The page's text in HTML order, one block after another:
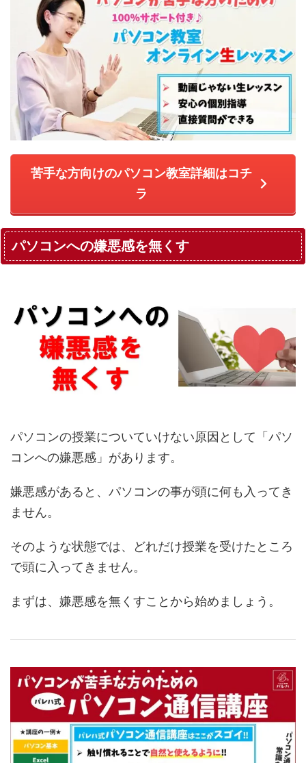
苦手な方向けのパソコン教室詳細はコチ
ラ
パソコンへの嫌悪感を無くす
パソコンの授業についていけない原因として「パソ
コンへの嫌悪感」があります。
嫌悪感があると、パソコンの事が頭に何も入ってき
ません。
そのような状態では、どれだけ授業を受けたところ
で頭に入ってきません。
まずは、嫌悪感を無くすことから始めましょう。